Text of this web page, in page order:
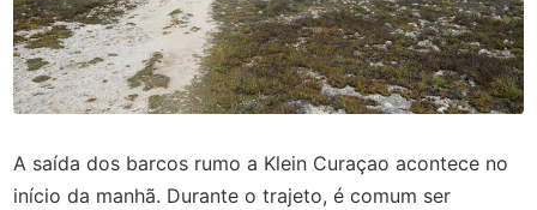
A saída dos barcos rumo a Klein Curaçao acontece no
início da manhã. Durante o trajeto, é comum ser